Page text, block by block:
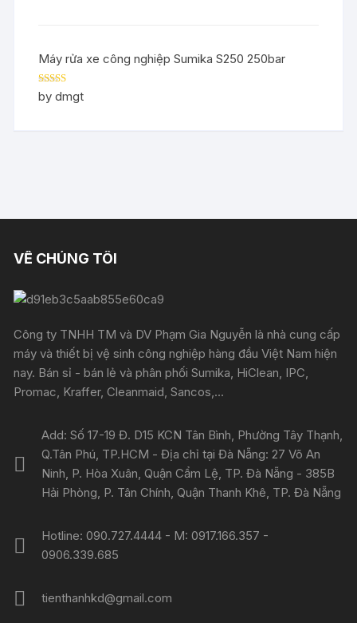
Máy rửa xe công nghiệp Sumika S250 250bar
Rated5out
of 5
by dmgt
VỀ CHÚNG TÔI
Công ty TNHH TM và DV Phạm Gia Nguyễn là nhà cung cấp
máy và thiết bị vệ sinh công nghiệp hàng đầu Việt Nam hiện
nay. Bán sỉ - bán lẻ và phân phối Sumika, HiClean, IPC,
Promac, Kraffer, Cleanmaid, Sancos,...
Add: Số 17-19 Đ. D15 KCN Tân Bình, Phường Tây Thạnh,
Q.Tân Phú, TP.HCM - Địa chỉ tại Đà Nẵng: 27 Võ An
Ninh, P. Hòa Xuân, Quận Cẩm Lệ, TP. Đà Nẵng - 385B
Hải Phòng, P. Tân Chính, Quận Thanh Khê, TP. Đà Nẵng
Hotline: 090.727.4444 - M: 0917.166.357 -
0906.339.685
tienthanhkd@gmail.com